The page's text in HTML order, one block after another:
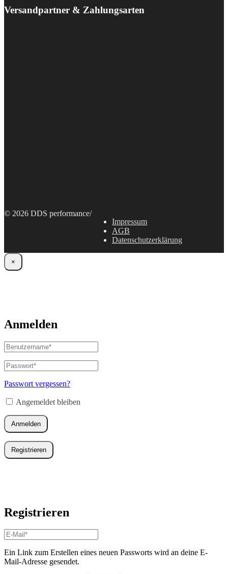
Versandpartner & Zahlungsarten
© 2026 DDS performance/
Impressum
AGB
Datenschutzerklärung
×
Anmelden
Benutzername
oder
E-
Mail-
Adresse*
Passwort*
Erforderlich
Passwort vergessen?
Angemeldet bleiben
Anmelden
Registrieren
Registrieren
E-
Mail-
Adresse*
Erforderlich
Ein Link zum Erstellen eines neuen Passworts wird an deine E-
Mail-Adresse gesendet.